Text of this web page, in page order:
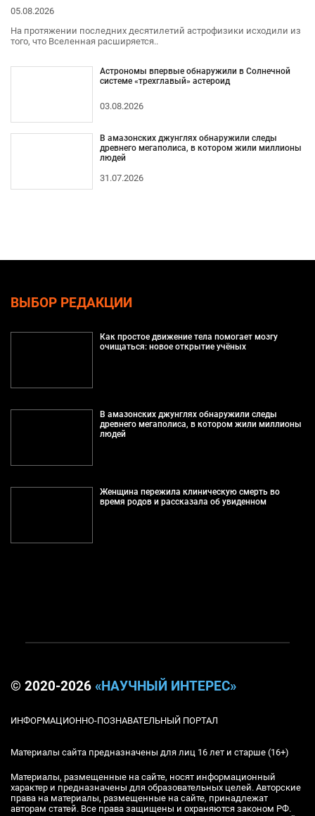
05.08.2026
На протяжении последних десятилетий астрофизики исходили из
того, что Вселенная расширяется..
Астрономы впервые обнаружили в Солнечной
системе «трехглавый» астероид
03.08.2026
В амазонских джунглях обнаружили следы
древнего мегаполиса, в котором жили миллионы
людей
31.07.2026
ВЫБОР РЕДАКЦИИ
Как простое движение тела помогает мозгу
очищаться: новое открытие учёных
В амазонских джунглях обнаружили следы
древнего мегаполиса, в котором жили миллионы
людей
Женщина пережила клиническую смерть во
время родов и рассказала об увиденном
© 2020-2026 «НАУЧНЫЙ ИНТЕРЕС»
ИНФОРМАЦИОННО-ПОЗНАВАТЕЛЬНЫЙ ПОРТАЛ
Материалы сайта предназначены для лиц 16 лет и старше (16+)
Материалы, размещенные на сайте, носят информационный
характер и предназначены для образовательных целей. Авторские
права на материалы, размещенные на сайте, принадлежат
авторам статей. Все права защищены и охраняются законом РФ.